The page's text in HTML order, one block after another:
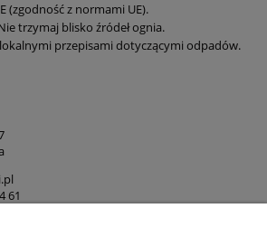
(zgodność z normami UE).
trzymaj blisko źródeł ognia.
przepisami dotyczącymi odpadów.
61